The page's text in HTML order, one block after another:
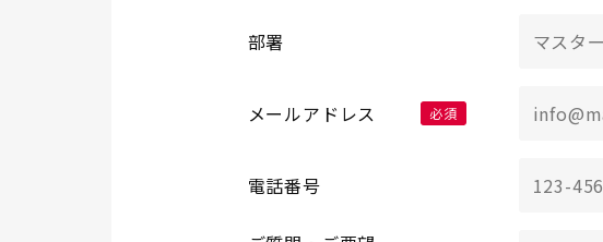
部署
メールアドレス 必須
電話番号